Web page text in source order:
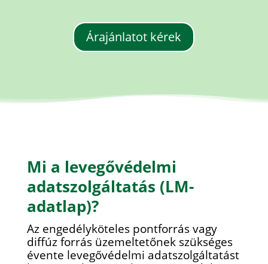
Árajánlatot kérek
Mi a levegővédelmi
adatszolgáltatás (LM-
adatlap)?
Az engedélyköteles pontforrás vagy
diffúz forrás üzemeltetőnek szükséges
évente levegővédelmi adatszolgáltatást